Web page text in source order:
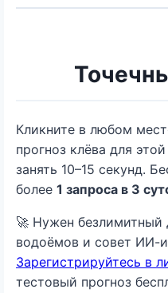
Кликните в любом
прогноз клёва для
занять 10–15 секунд.
более 1 запроса в 3
🚀 Нужен безлимитный
водоёмов и совет ИИ-
Зарегистрируйтесь в
тестовый прогноз